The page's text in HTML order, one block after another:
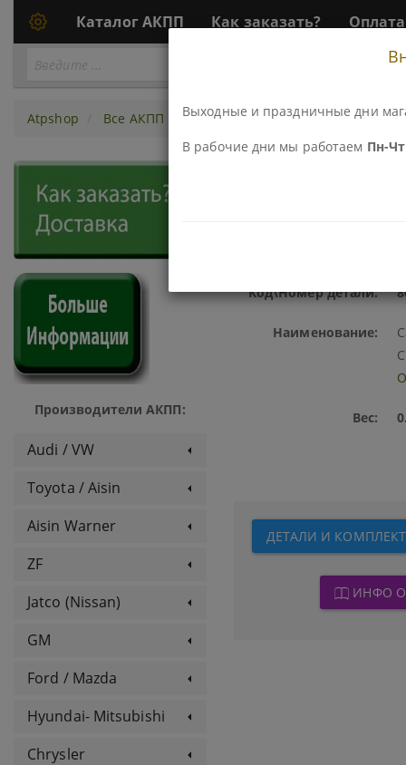
Каталог АКПП Как заказать?
Atpshop Все АКПП Раздатки Прочие сальники,
Производители АКПП:
Audi / VW
Toyota / Aisin
Aisin Warner
ZF
Jatco (Nissan)
GM
Ford / Mazda
Hyundai- Mitsubishi
Chrysler
Код\Номер детали:
Наименование:
Вес:
ДЕТАЛИ И
ИНФО
Выходные и праздничные дни
В рабочие дни мы работаем Пн-